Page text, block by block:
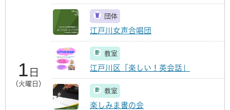
1 日
（火曜日）
団体
江戸川女声合唱団
教室
江戸川区「楽しい！英会話」
教室
楽しみま書の会